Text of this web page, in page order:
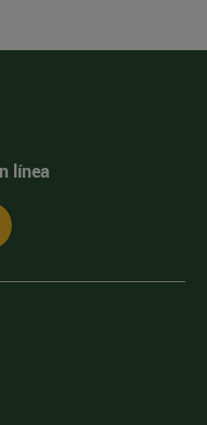
línea